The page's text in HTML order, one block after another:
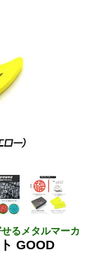
るメタルマーカ
GOOD